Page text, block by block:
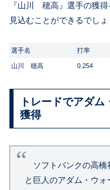
『山川 穂高』選手の獲
見込むことができるでしょ
選手名 打率
山川 穂高 0.254
トレードでアダ
獲得
ソフトバンクの高橋
と巨人のアダム・ウ